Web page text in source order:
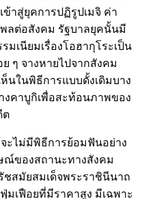
ลต่อสังคม รัฐบาลยุคนั้นมี
เนียมเรื่องโอฮากุโระเป็น
ๆ จางหายไปจากสังคม
นในพิธีการแบบดั้งเดิมบาง
งคาบูกิเพื่อสะท้อนภาพของ
ต
ษณ์ของสถานะทางสังคม
สมัยสมเด็จพระราชินีนาถ
มเฟือยที่มีราคาสูง มีเฉพาะ
คน้ำตาลกลายเป็นสัญลักษณ์